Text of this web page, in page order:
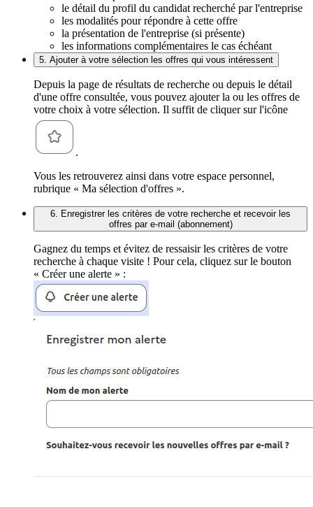
le détail du profil du candidat recherché par l'entreprise
les modalités pour répondre à cette offre
la présentation de l'entreprise (si présente)
les informations complémentaires le cas échéant
5. Ajouter à votre sélection les offres qui vous intéressent
Depuis la page de résultats de recherche ou depuis le détail
d'une offre consultée, vous pouvez ajouter la ou les offres de
votre choix à votre sélection. Il suffit de cliquer sur l'icône
.
Vous les retrouverez ainsi dans votre espace personnel,
rubrique « Ma sélection d'offres ».
6. Enregistrer les critères de votre recherche et recevoir les
offres par e-mail (abonnement)
Gagnez du temps et évitez de ressaisir les critères de votre
recherche à chaque visite ! Pour cela, cliquez sur le bouton
« Créer une alerte » :